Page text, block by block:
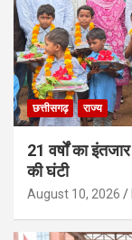
छत्तीसगढ़ राज्य
21 वर्षों का
की घंटी
August 10, 2026